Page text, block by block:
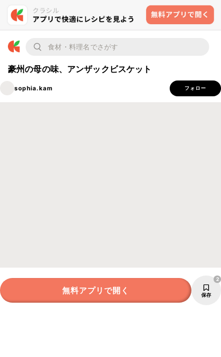
豪州の母の味、アンザックビスケット
sophia.kam フォロー
無料アプリで開く 保存
2